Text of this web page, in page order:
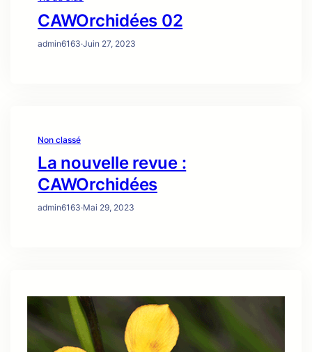
CAWOrchidées 02
admin6163·Juin 27, 2023
Non classé
La nouvelle revue :
CAWOrchidées
admin6163·Mai 29, 2023